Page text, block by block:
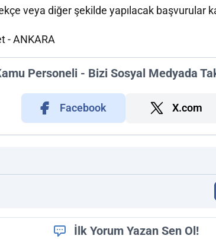
veya diğer şekilde yapılacak başvurular
- ANKARA
Personeli - Bizi Sosyal Medyada
Facebook X.com
İlk Yorum Yazan Sen Ol!